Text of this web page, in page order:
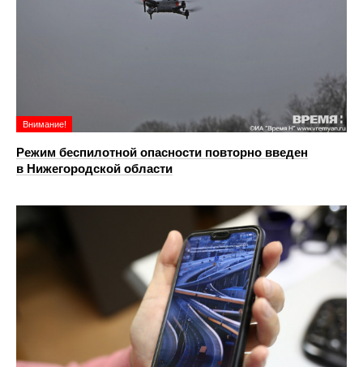
Внимание!
Режим беспилотной опасности повторно введен
в Нижегородской области